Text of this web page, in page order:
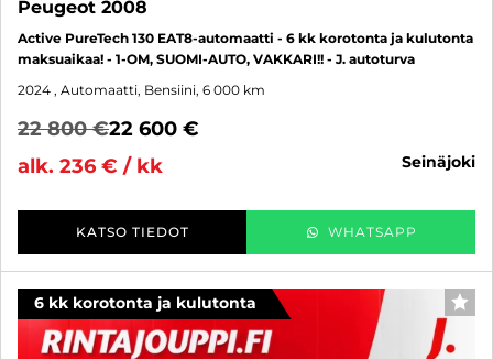
Peugeot 2008
Active PureTech 130 EAT8-automaatti - 6 kk korotonta ja kulutonta
maksuaikaa! - 1-OM, SUOMI-AUTO, VAKKARI!! - J. autoturva
2024 , Automaatti, Bensiini, 6 000 km
22 800 €22 600 €
alk. 236 € / kk
seinäjoki
KATSO TIEDOT WHATSAPP
6 kk korotonta ja kulutonta